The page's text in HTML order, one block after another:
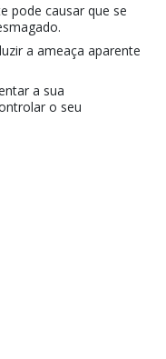
pode causar que se
a ameaça aparente
a sua
o seu